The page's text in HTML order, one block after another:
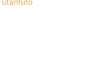
utánfutó